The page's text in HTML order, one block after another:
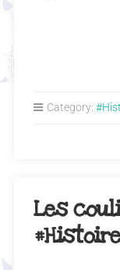
Category:
Les